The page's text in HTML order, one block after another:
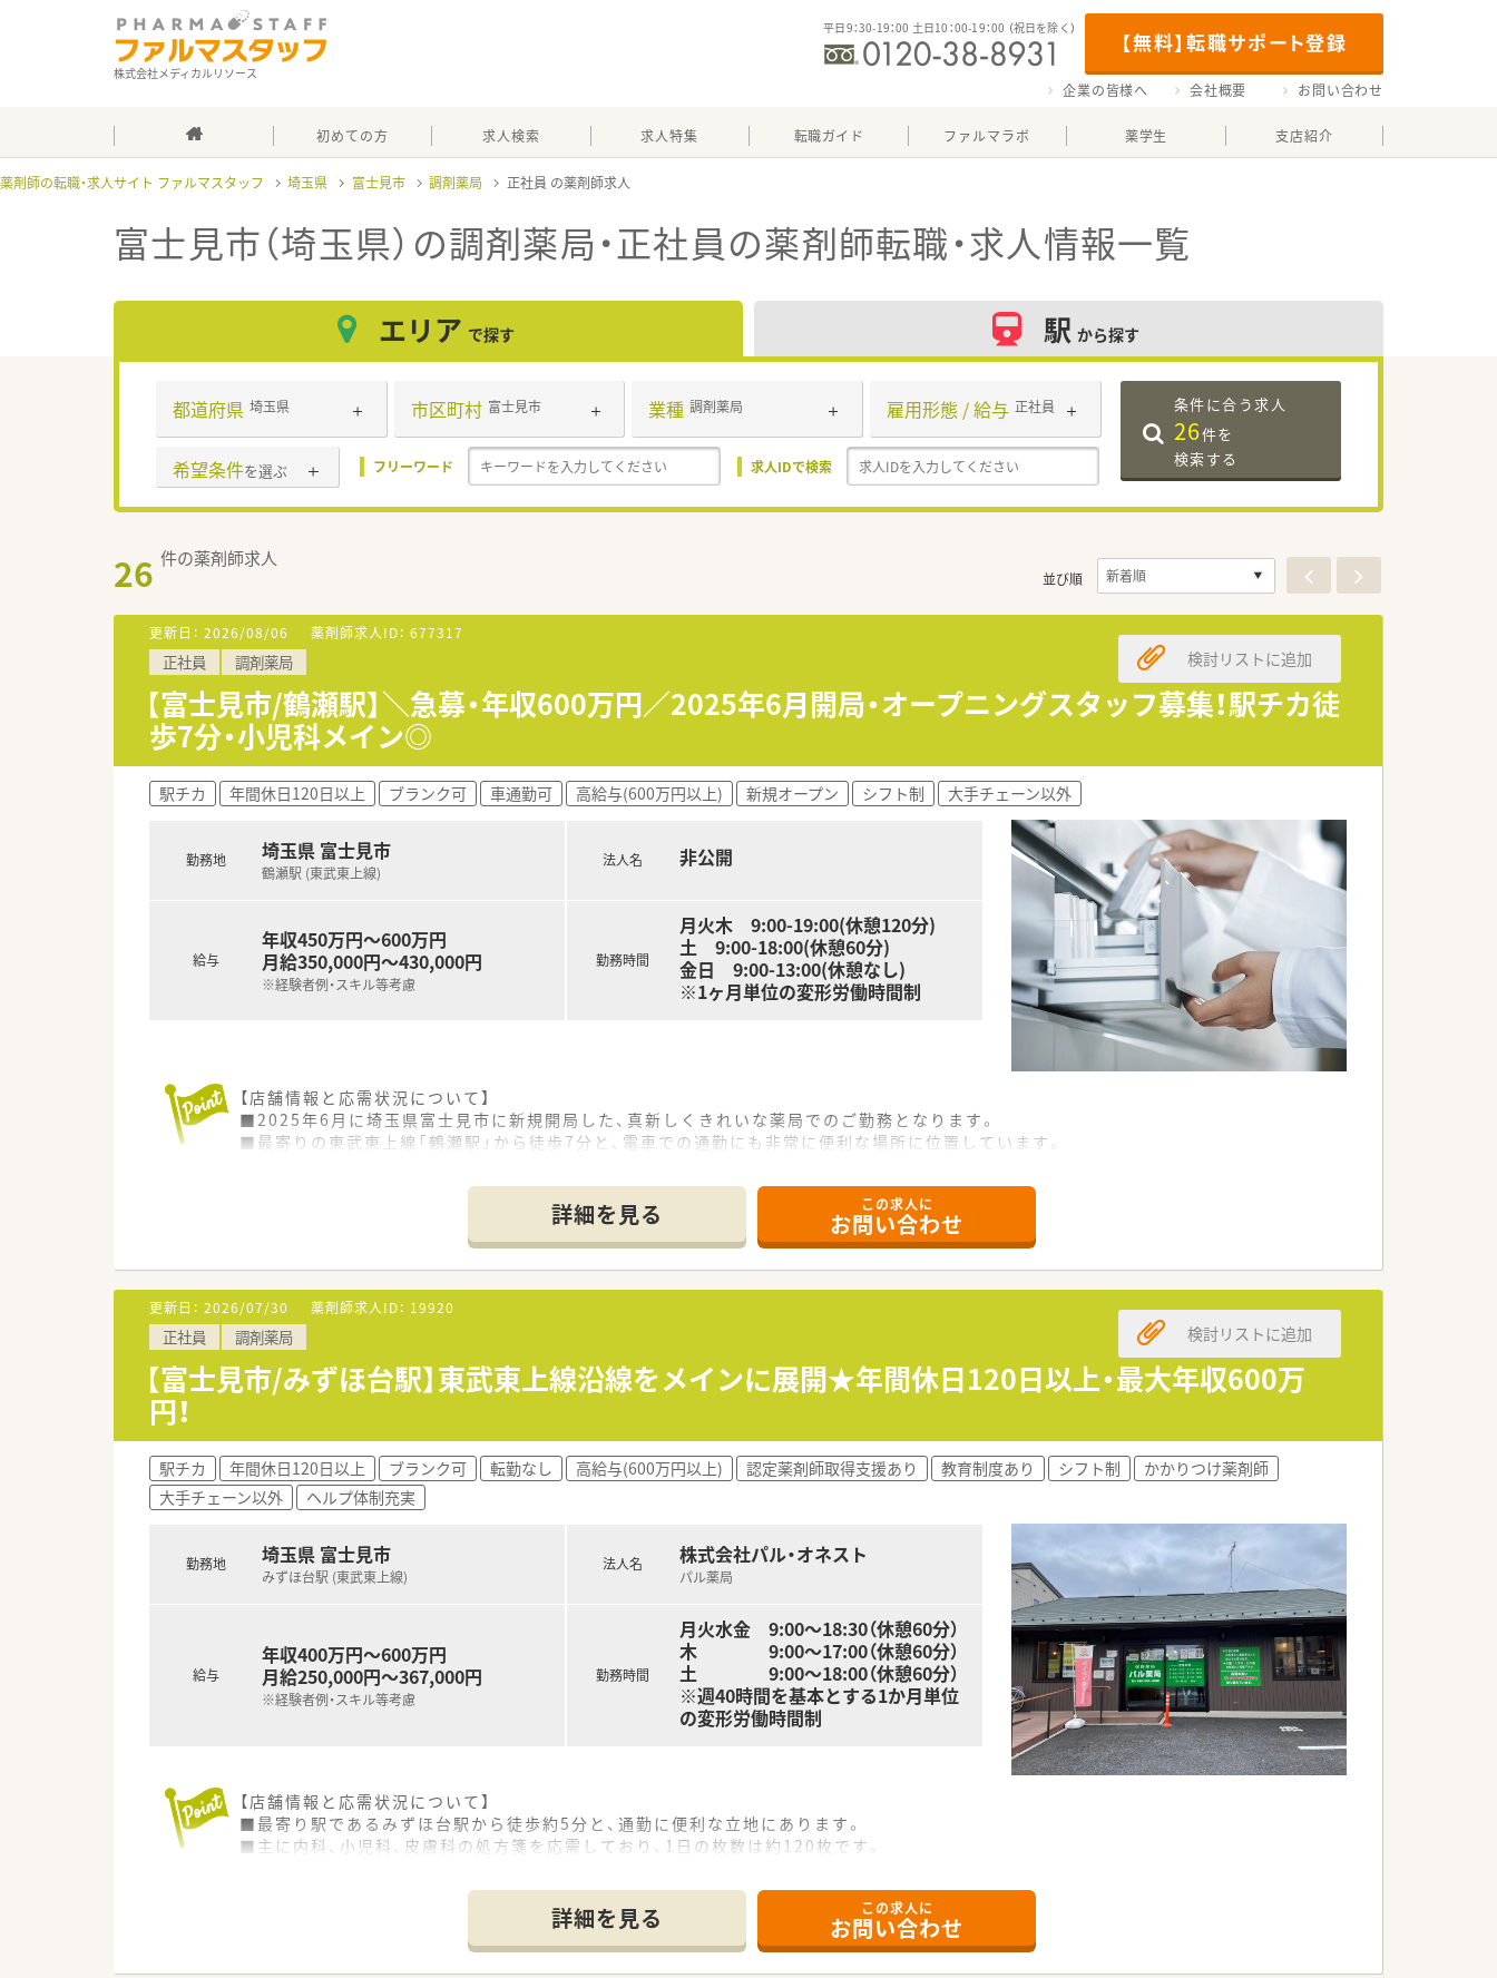
株式会社メディカルリソース
【無料】転職サポート登録
平日9：30-19：00 土日10：00-19：00 （祝日を除く）
企業の皆様へ 会社概要 お問い合わせ
初めての方 求人検索 求人特集 転職ガイド ファルマラボ 薬学生 支店紹介
薬剤師の転職・求人サイト ファルマスタッフ 埼玉県 富士見市 調剤薬局 正社員
富士見市（埼玉県）の調剤薬局・正社員の薬剤師転職・求人情報一覧
エリア で探す 駅 から探す
都道府県 埼玉県 市区町村 富士見市 業種 調剤薬局 雇用形態 / 給与 正社員
希望条件を選ぶ フリーワード 求人IDで検索
条件に合う求人
26件を
検索する
26 件の薬剤師求人
並び順
更新日： 2026/08/06 薬剤師求人ID： 677317
正社員 調剤薬局
【富士見市/鶴瀬駅】＼急募・年収600万円／2025年6月開局・オープニングスタッフ募集！駅チカ徒
歩7分・小児科メイン◎
検討リストに追加
駅チカ 年間休日120日以上 ブランク可 車通勤可 高給与(600万円以上) 新規オープン シフト制 大手チェーン以外
勤務地 埼玉県 富士見市
鶴瀬駅 (東武東上線)
給与
年収450万円～600万円
月給350,000円～430,000円
※経験者例・スキル等考慮
法人名 非公開
勤務時間
月火木 9:00-19:00(休憩120分)
土 9:00-18:00(休憩60分)
金日 9:00-13:00(休憩なし)
※1ヶ月単位の変形労働時間制
【店舗情報と応需状況について】
■2025年6月に埼玉県富士見市に新規開局した、真新しくきれいな薬局でのご勤務となります。
■最寄りの東武東上線「鶴瀬駅」から徒歩7分と、電車での通勤にも非常に便利な場所に位置しています。
■関東地区を中心に全国展開する大手企業のグループ会社であり、安定した経営基盤のもとで働けます。
■原則として転居を伴う店舗異動がないため、一つの場所で腰を据えて、長くキャリアを築くことが可能です。
■経験の浅い方やブランクのある方でも安心できるよう、充実した研修制度によるバックアップ体制があります。
【勤務実態について】
■休日は水曜日と祝日が固定となっており、プライベートの予定も立てやすい勤務体系となっています。
■夏季休暇として5日間、年末年始休暇として5日間が別途付与され、長期の連休取得も可能です。
■有給休暇もスタッフ同士で協力しながら取得できる体制が整っており、ワークライフバランスを重視できます。
■新規開設の薬局で、店舗づくりという貴重な経験に一から携わってみたいという方に最適です。
■小児科領域の専門性を高め、地域の子育て世代を支える薬剤師として活躍したい方におすすめです。
■大手グループの安定性と充実した教育制度のもと、安心してキャリアアップを目指したい方。
詳細を見る この求人に
お問い合わせ
更新日： 2026/07/30 薬剤師求人ID： 19920
正社員 調剤薬局
【富士見市/みずほ台駅】東武東上線沿線をメインに展開★年間休日120日以上・最大年収600万
円！
検討リストに追加
駅チカ 年間休日120日以上 ブランク可 転勤なし 高給与(600万円以上) 認定薬剤師取得支援あり 教育制度あり シフト制
かかりつけ薬剤師
大手チェーン以外
ヘルプ体制充実
勤務地 埼玉県 富士見市
みずほ台駅 (東武東上線)
給与
年収400万円～600万円
月給250,000円～367,000円
※経験者例・スキル等考慮
法人名 株式会社パル・オネスト
パル薬局
勤務時間
月火水金 9:00～18:30（休憩60分）
木 9:00～17:00（休憩60分）
土 9:00～18:00（休憩60分）
※週40時間を基本とする1か月単位
の変形労働時間制
【店舗情報と応需状況について】
■最寄り駅であるみずほ台駅から徒歩約5分と、通勤に便利な立地にあります。
■主に内科、小児科、皮膚科の処方箋を応需しており、1日の枚数は約120枚です。
■埼玉県や東京都を中心に34店舗の調剤薬局を運営し、発達支援事業も手掛けています。
■特定の地域に集中して出店するドミナント戦略で、地域医療への貢献を目指します。
詳細を見る この求人に
お問い合わせ